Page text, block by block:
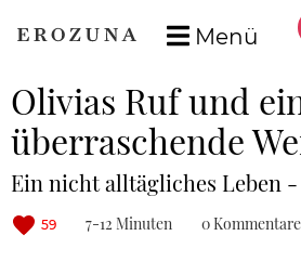
Menü
Olivias Ruf und
überraschende
Ein nicht alltägliches Leben -
59 7-12 Minuten 0 Kommentare